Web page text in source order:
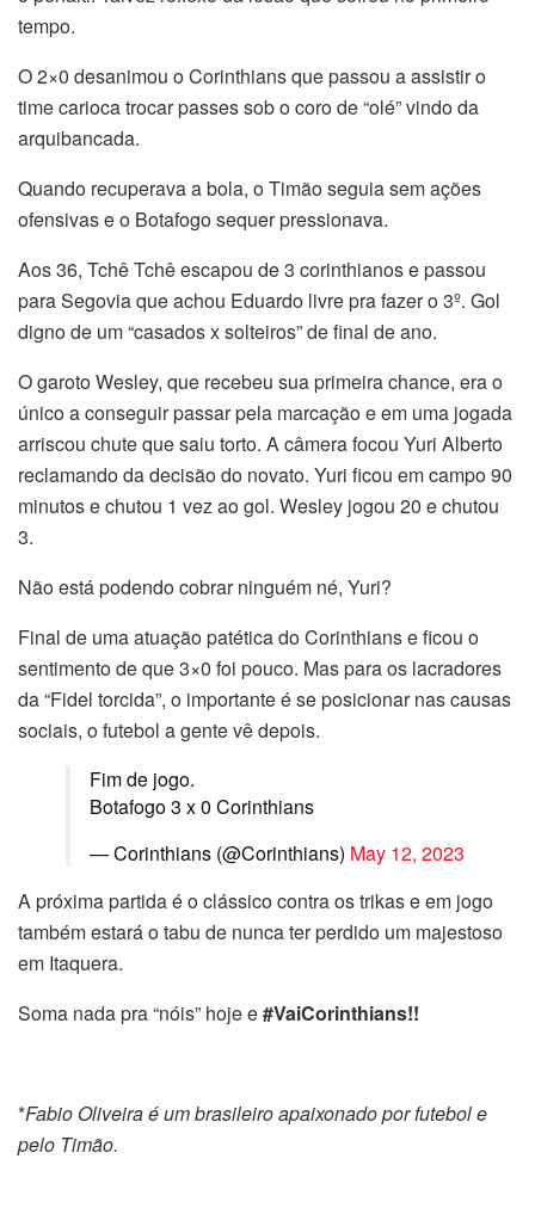
tempo.
O 2×0 desanimou o Corinthians que passou a assistir o
time carioca trocar passes sob o coro de “olé” vindo da
arquibancada.
Quando recuperava a bola, o Timão seguia sem ações
ofensivas e o Botafogo sequer pressionava.
Aos 36, Tchê Tchê escapou de 3 corinthianos e passou
para Segovia que achou Eduardo livre pra fazer o 3º. Gol
digno de um “casados x solteiros” de final de ano.
O garoto Wesley, que recebeu sua primeira chance, era o
único a conseguir passar pela marcação e em uma jogada
arriscou chute que saiu torto. A câmera focou Yuri Alberto
reclamando da decisão do novato. Yuri ficou em campo 90
minutos e chutou 1 vez ao gol. Wesley jogou 20 e chutou
3.
Não está podendo cobrar ninguém né, Yuri?
Final de uma atuação patética do Corinthians e ficou o
sentimento de que 3×0 foi pouco. Mas para os lacradores
da “Fidel torcida”, o importante é se posicionar nas causas
sociais, o futebol a gente vê depois.
Fim de jogo.
Botafogo 3 x 0 Corinthians
— Corinthians (@Corinthians) May 12, 2023
A próxima partida é o clássico contra os trikas e em jogo
também estará o tabu de nunca ter perdido um majestoso
em Itaquera.
Soma nada pra “nóis” hoje e#VaiCorinthians!!
*Fabio Oliveira é um brasileiro apaixonado por futebol e
pelo Timão.